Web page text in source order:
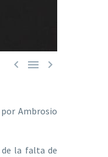
  
Ambrosio
la falta de